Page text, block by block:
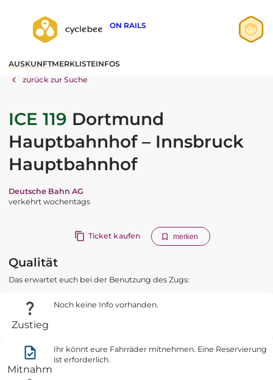
ON RAILS
AUSKUNFTMERKLISTEINFOS
zurück zur Suche
ICE 119 Dortmund
Hauptbahnhof – Innsbruck
Hauptbahnhof
Deutsche Bahn AG
verkehrt wochentags
Ticket kaufen merken
Qualität
Das erwartet euch bei der Benutzung des Zugs:
Zustieg
Noch keine Info vorhanden.
Mitnahm
Ihr könnt eure Fahrräder mitnehmen. Eine Reservierung
ist erforderlich.